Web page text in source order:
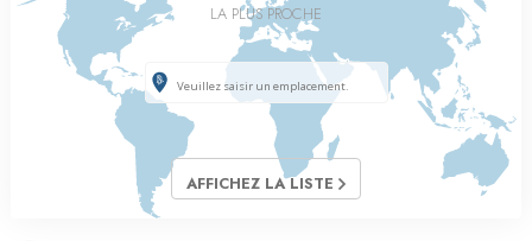
LA PLUS PROCHE
AFFICHEZ LA LISTE